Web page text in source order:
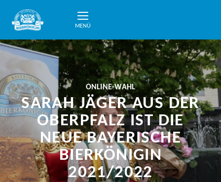
MENÜ
ONLINE-WAHL
SARAH JÄGER AUS DER
OBERPFALZ IST DIE
NEUE BAYERISCHE
BIERKÖNIGIN
2021/2022